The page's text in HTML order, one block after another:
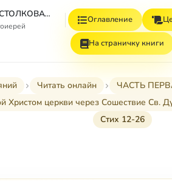
СБОРНИК СТАТЕЙ ПО ИСТОЛКОВАТЕЛЬНОМУ И НАЗИДАТЕЛЬНОМУ ЧТЕНИЮ ДЕЯНИЙ СВЯТЫХ АПОСТОЛОВ Оглавление
На страничку книги
Читать онлайн
ЧАСТЬ
Христом церкви через Сошествие Св.
Стих 12-26